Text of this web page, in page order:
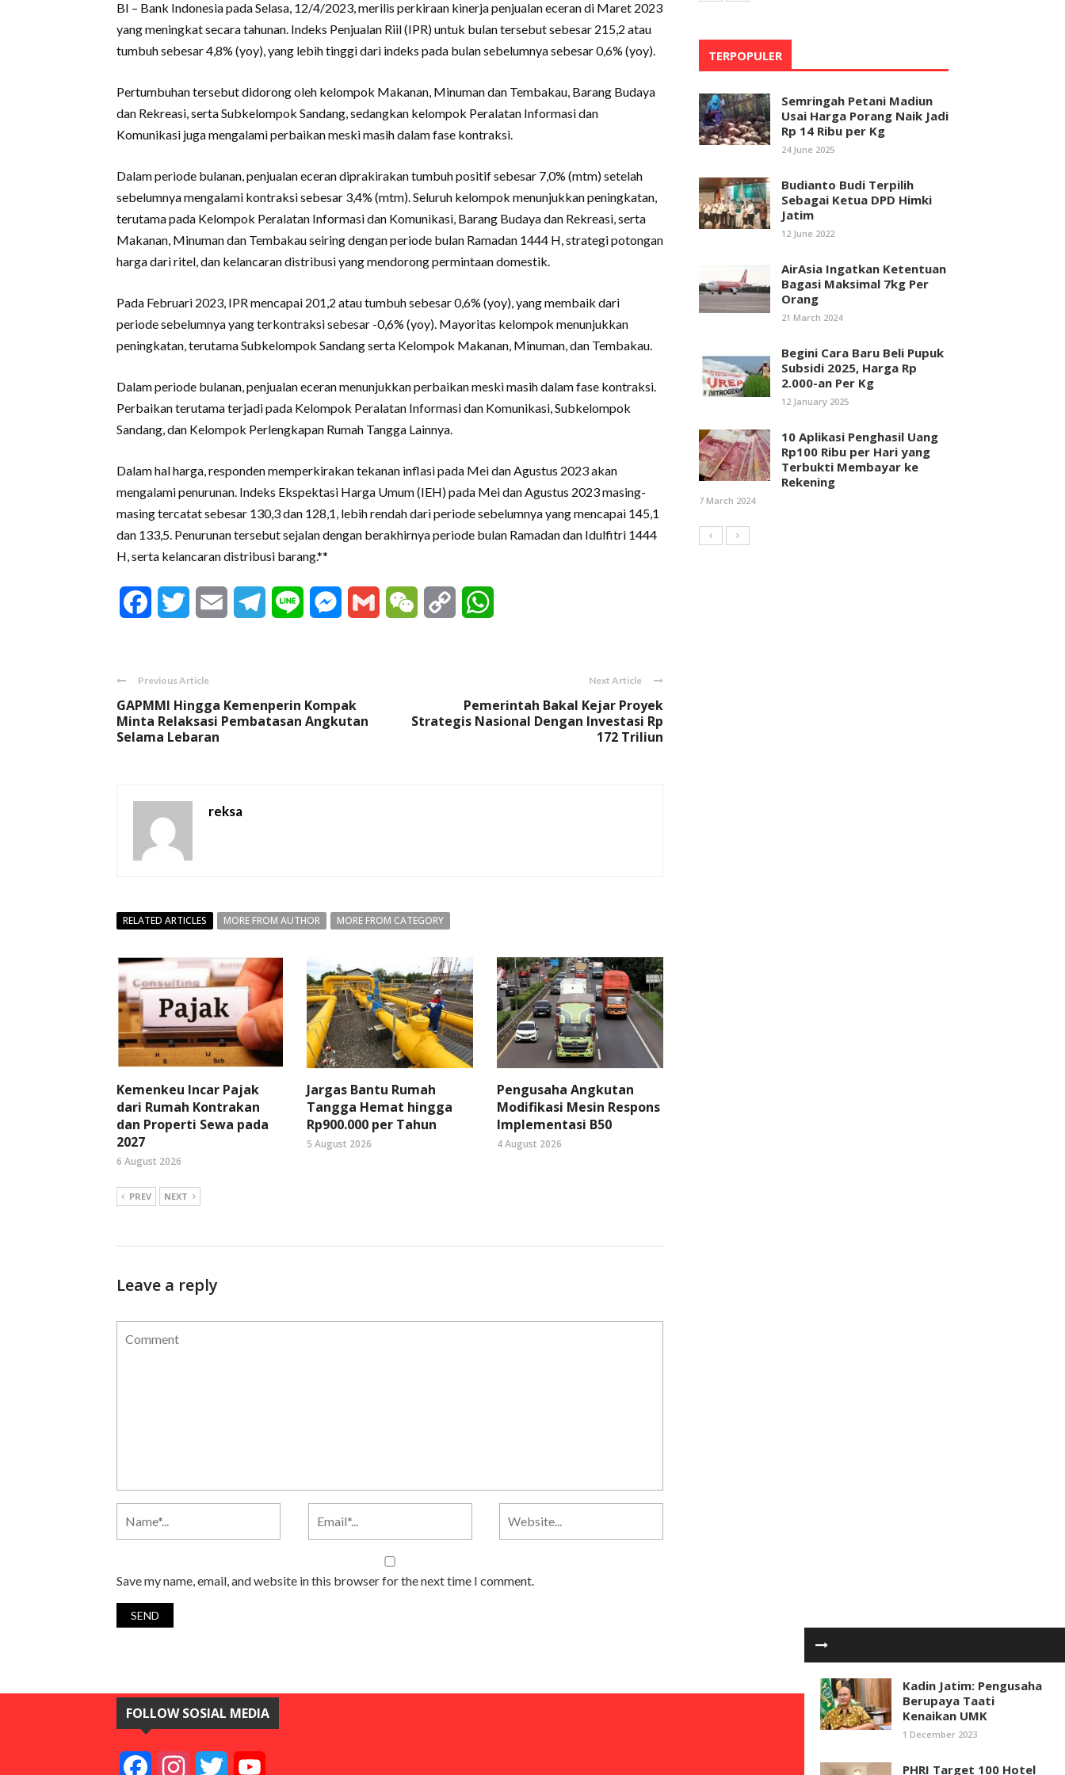
BI – Bank Indonesia pada Selasa, 12/4/2023, merilis perkiraan kinerja penjualan eceran di Maret 2023
yang meningkat secara tahunan. Indeks Penjualan Riil (IPR) untuk bulan tersebut sebesar 215,2 atau
tumbuh sebesar 4,8% (yoy), yang lebih tinggi dari indeks pada bulan sebelumnya sebesar 0,6% (yoy).
Pertumbuhan tersebut didorong oleh kelompok Makanan, Minuman dan Tembakau, Barang Budaya
dan Rekreasi, serta Subkelompok Sandang, sedangkan kelompok Peralatan Informasi dan
Komunikasi juga mengalami perbaikan meski masih dalam fase kontraksi.
Dalam periode bulanan, penjualan eceran diprakirakan tumbuh positif sebesar 7,0% (mtm) setelah
sebelumnya mengalami kontraksi sebesar 3,4% (mtm). Seluruh kelompok menunjukkan peningkatan,
terutama pada Kelompok Peralatan Informasi dan Komunikasi, Barang Budaya dan Rekreasi, serta
Makanan, Minuman dan Tembakau seiring dengan periode bulan Ramadan 1444 H, strategi potongan
harga dari ritel, dan kelancaran distribusi yang mendorong permintaan domestik.
Pada Februari 2023, IPR mencapai 201,2 atau tumbuh sebesar 0,6% (yoy), yang membaik dari
periode sebelumnya yang terkontraksi sebesar -0,6% (yoy). Mayoritas kelompok menunjukkan
peningkatan, terutama Subkelompok Sandang serta Kelompok Makanan, Minuman, dan Tembakau.
Dalam periode bulanan, penjualan eceran menunjukkan perbaikan meski masih dalam fase kontraksi.
Perbaikan terutama terjadi pada Kelompok Peralatan Informasi dan Komunikasi, Subkelompok
Sandang, dan Kelompok Perlengkapan Rumah Tangga Lainnya.
Dalam hal harga, responden memperkirakan tekanan inflasi pada Mei dan Agustus 2023 akan
mengalami penurunan. Indeks Ekspektasi Harga Umum (IEH) pada Mei dan Agustus 2023 masing-
masing tercatat sebesar 130,3 dan 128,1, lebih rendah dari periode sebelumnya yang mencapai 145,1
dan 133,5. Penurunan tersebut sejalan dengan berakhirnya periode bulan Ramadan dan Idulfitri 1444
H, serta kelancaran distribusi barang.**
FacebookTwitter Email Telegram
Line Messenger
Gmail WeChat Copy
Previous Article
GAPMMI Hingga Kemenperin Kompak
Minta Relaksasi Pembatasan Angkutan
Selama Lebaran
Next Article
Pemerintah Bakal Kejar Proyek
Strategis Nasional Dengan Investasi Rp
172 Triliun
reksa
RELATED ARTICLES MORE FROM AUTHOR MORE FROM CATEGORY
Kemenkeu Incar Pajak
dari Rumah Kontrakan
dan Properti Sewa pada
2027
6 August 2026
Jargas Bantu Rumah
Tangga Hemat hingga
Rp900.000 per Tahun
5 August 2026
Pengusaha Angkutan
Modifikasi Mesin Respons
Implementasi B50
4 August 2026
PREV NEXT
Leave a reply
Save my name, email, and website in this browser for the next time I comment.
Kadin Jatim: Pengusaha
Berupaya Taati
Kenaikan UMK
1 December 2023
PHRI Target 100 Hotel
TERPOPULER
Semringah Petani Madiun
Usai Harga Porang Naik Jadi
Rp 14 Ribu per Kg
24 June 2025
Budianto Budi Terpilih
Sebagai Ketua DPD Himki
Jatim
12 June 2022
AirAsia Ingatkan Ketentuan
Bagasi Maksimal 7kg Per
Orang
21 March 2024
Begini Cara Baru Beli Pupuk
Subsidi 2025, Harga Rp
2.000-an Per Kg
12 January 2025
10 Aplikasi Penghasil Uang
Rp100 Ribu per Hari yang
Terbukti Membayar ke
Rekening
7 March 2024
FOLLOW SOSIAL MEDIA
FacebookInstagramTwitter